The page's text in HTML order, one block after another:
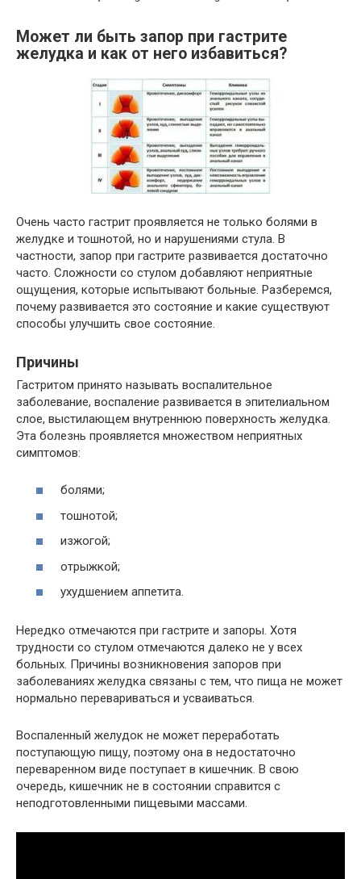
Может ли быть запор при гастрите
желудка и как от него избавиться?
Очень часто гастрит проявляется не только болями в
желудке и тошнотой, но и нарушениями стула. В
частности, запор при гастрите развивается достаточно
часто. Сложности со стулом добавляют неприятные
ощущения, которые испытывают больные. Разберемся,
почему развивается это состояние и какие существуют
способы улучшить свое состояние.
Причины
Гастритом принято называть воспалительное
заболевание, воспаление развивается в эпителиальном
слое, выстилающем внутреннюю поверхность желудка.
Эта болезнь проявляется множеством неприятных
симптомов:
болями;
тошнотой;
изжогой;
отрыжкой;
ухудшением аппетита.
Нередко отмечаются при гастрите и запоры. Хотя
трудности со стулом отмечаются далеко не у всех
больных. Причины возникновения запоров при
заболеваниях желудка связаны с тем, что пища не может
нормально перевариваться и усваиваться.
Воспаленный желудок не может переработать
поступающую пищу, поэтому она в недостаточно
переваренном виде поступает в кишечник. В свою
очередь, кишечник не в состоянии справится с
неподготовленными пищевыми массами.